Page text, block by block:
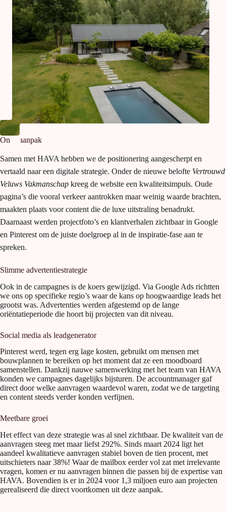
Onze aanpak
Samen met HAVA hebben we de positionering aangescherpt en
vertaald naar een digitale strategie. Onder de nieuwe belofte Vertrouwd
Veluws Vakmanschap kreeg de website een kwaliteitsimpuls. Oude
pagina’s die vooral verkeer aantrokken maar weinig waarde brachten,
maakten plaats voor content die de luxe uitstraling benadrukt.
Daarnaast werden projectfoto’s en klantverhalen zichtbaar in Google
en Pinterest om de juiste doelgroep al in de inspiratie-fase aan te
spreken.
Slimme advertentiestrategie
Ook in de campagnes is de koers gewijzigd. Via Google Ads richtten
we ons op specifieke regio’s waar de kans op hoogwaardige leads het
grootst was. Advertenties werden afgestemd op de lange
oriëntatieperiode die hoort bij projecten van dit niveau.
Social media als leadgenerator
Pinterest werd, tegen erg lage kosten, gebruikt om mensen met
bouwplannen te bereiken op het moment dat ze een moodboard
samenstellen. Dankzij nauwe samenwerking met het team van HAVA
konden we campagnes dagelijks bijsturen. De accountmanager gaf
direct door welke aanvragen waardevol waren, zodat we de targeting
en content steeds verder konden verfijnen.
Meetbare groei
Het effect van deze strategie was al snel zichtbaar. De kwaliteit van de
aanvragen steeg met maar liefst 292%. Sinds maart 2024 ligt het
aandeel kwalitatieve aanvragen stabiel boven de tien procent, met
uitschieters naar 38%! Waar de mailbox eerder vol zat met irrelevante
vragen, komen er nu aanvragen binnen die passen bij de expertise van
HAVA. Bovendien is er in 2024 voor 1,3 miljoen euro aan projecten
gerealiseerd die direct voortkomen uit deze aanpak.